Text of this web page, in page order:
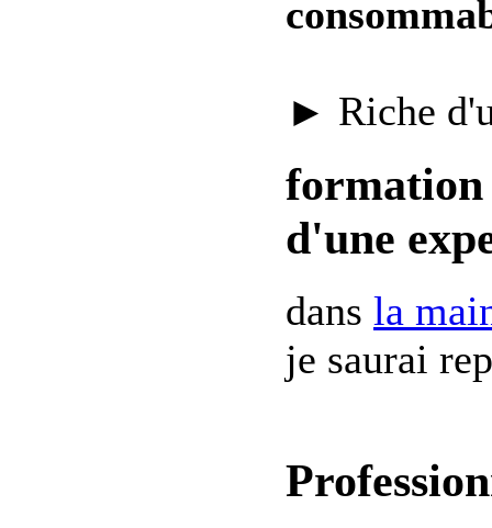
► Riche
formation
d'une
dans la
je saurai